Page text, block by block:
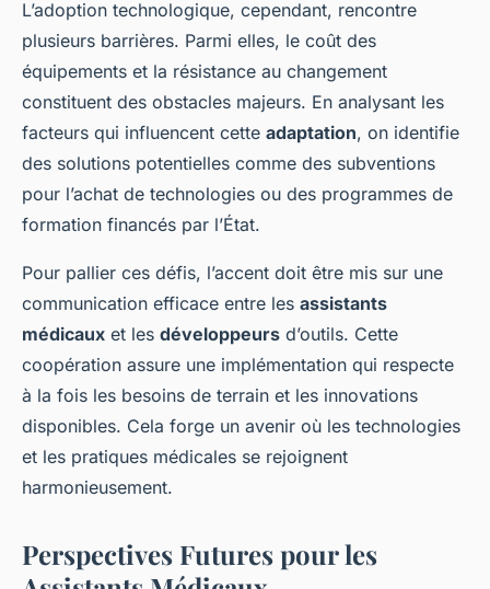
L’adoption technologique, cependant, rencontre
plusieurs barrières. Parmi elles, le coût des
équipements et la résistance au changement
constituent des obstacles majeurs. En analysant les
facteurs qui influencent cette adaptation, on identifie
des solutions potentielles comme des subventions
pour l’achat de technologies ou des programmes de
formation financés par l’État.
Pour pallier ces défis, l’accent doit être mis sur une
communication efficace entre les assistants
médicaux et les développeurs d’outils. Cette
coopération assure une implémentation qui respecte
à la fois les besoins de terrain et les innovations
disponibles. Cela forge un avenir où les technologies
et les pratiques médicales se rejoignent
harmonieusement.
Perspectives Futures pour les